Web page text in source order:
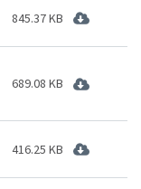
845.37 KB
689.08 KB
416.25 KB